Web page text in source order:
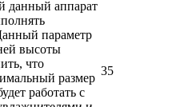
данный аппарат
параметр
высоты
что
размер
работать с
35